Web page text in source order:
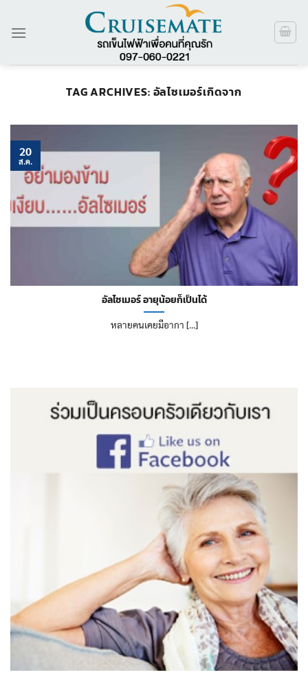
TAG ARCHIVES: อัลไซเมอร์เกิดจาก
อัลไซเมอร์ อายุน้อยก็เป็นได้
หลายคนเคยมีอากา [...]
20
ส.ค.